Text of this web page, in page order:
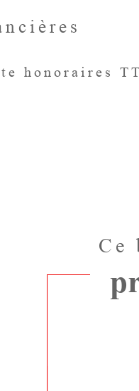
honoraires
Ce